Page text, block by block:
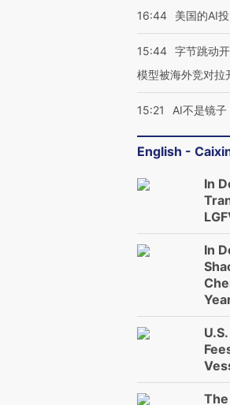
16:44 美国的AI
15:44 字节跳动
模型被海外竞对拉
15:21 AI不是镜
English -
In
In